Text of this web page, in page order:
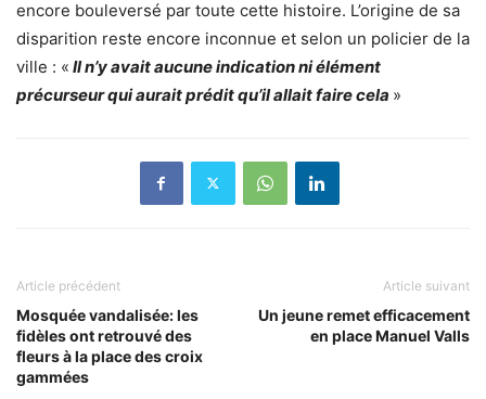
encore bouleversé par toute cette histoire. L’origine de sa
disparition reste encore inconnue et selon un policier de la
ville : « Il n’y avait aucune indication ni élément
précurseur qui aurait prédit qu’il allait faire cela »
Article précédent
Mosquée vandalisée: les
fidèles ont retrouvé des
fleurs à la place des croix
gammées
Article suivant
Un jeune remet efficacement
en place Manuel Valls